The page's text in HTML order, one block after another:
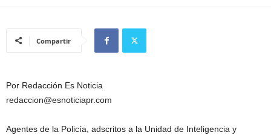
Compartir
Por Redacción Es Noticia
redaccion@esnoticiapr.com
Agentes de la Policía, adscritos a la Unidad de Inteligencia y